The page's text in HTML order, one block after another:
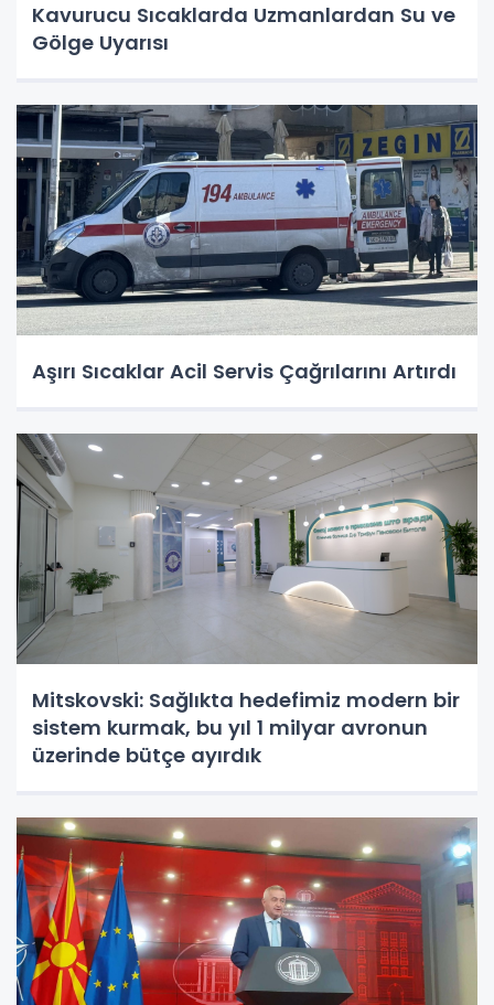
Kavurucu Sıcaklarda Uzmanlardan Su ve
Gölge Uyarısı
Aşırı Sıcaklar Acil Servis Çağrılarını Artırdı
Mitskovski: Sağlıkta hedefimiz modern bir
sistem kurmak, bu yıl 1 milyar avronun
üzerinde bütçe ayırdık